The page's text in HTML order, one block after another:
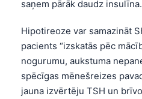
saņem pārāk daudz insulīna.
Hipotireoze var samazināt
pacients “izskatās pēc
nogurumu, aukstuma
spēcīgas mēnešreizes
jauna izvērtēju TSH un
Euskara
Gàidhlig
Occitan
العربية المغربية
Afrikaans